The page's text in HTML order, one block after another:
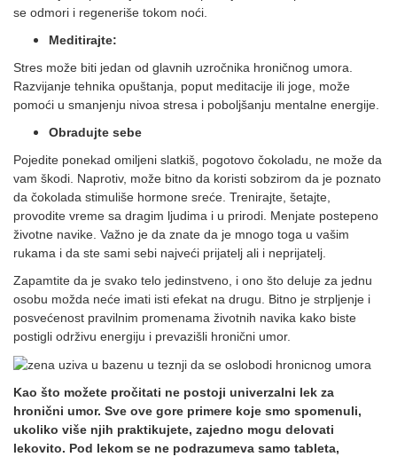
se odmori i regeneriše tokom noći.
Meditirajte:
Stres može biti jedan od glavnih uzročnika hroničnog umora.
Razvijanje tehnika opuštanja, poput meditacije ili joge, može
pomoći u smanjenju nivoa stresa i poboljšanju mentalne energije.
Obradujte sebe
Pojedite ponekad omiljeni slatkiš, pogotovo čokoladu, ne može da
vam škodi. Naprotiv, može bitno da koristi sobzirom da je poznato
da čokolada stimuliše hormone sreće. Trenirajte, šetajte,
provodite vreme sa dragim ljudima i u prirodi. Menjate postepeno
životne navike. Važno je da znate da je mnogo toga u vašim
rukama i da ste sami sebi najveći prijatelj ali i neprijatelj.
Zapamtite da je svako telo jedinstveno, i ono što deluje za jednu
osobu možda neće imati isti efekat na drugu. Bitno je strpljenje i
posvećenost pravilnim promenama životnih navika kako biste
postigli održivu energiju i prevazišli hronični umor.
Kao što možete pročitati ne postoji univerzalni lek za
hronični umor. Sve ove gore primere koje smo spomenuli,
ukoliko više njih praktikujete, zajedno mogu delovati
lekovito. Pod lekom se ne podrazumeva samo tableta,